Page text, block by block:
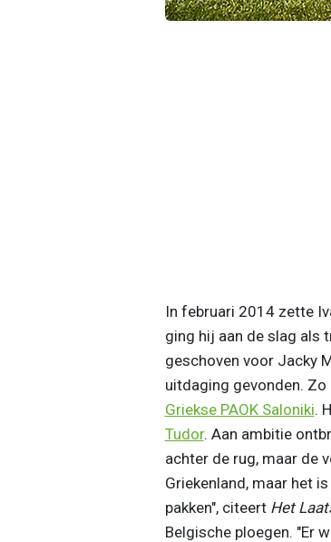
In februari 2014 zette
ging hij aan de slag als
geschoven voor Jacky
uitdaging gevonden.
Griekse PAOK Saloniki.
Tudor. Aan ambitie
achter de rug, maar de
Griekenland, maar het
pakken", citeert Het
Belgische ploegen. "Er